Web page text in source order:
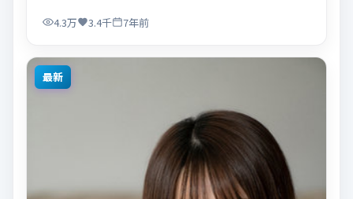
4.3万 3.4千 7年前
最新